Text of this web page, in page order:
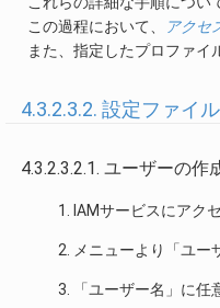
この過程において、
アクセ
また、指定したプロファイ
4.3.2.3.2. 設定ファイ
4.3.2.3.2.1. ユーザーの作
IAMサービスにアク
メニューより「ユ
「ユーザー名」に